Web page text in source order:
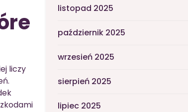
liczy
listopad 2025
październik 2025
wrzesień 2025
sierpień 2025
lipiec 2025